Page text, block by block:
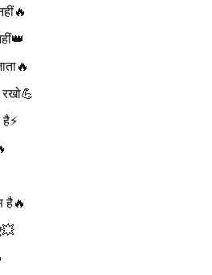
है🔥